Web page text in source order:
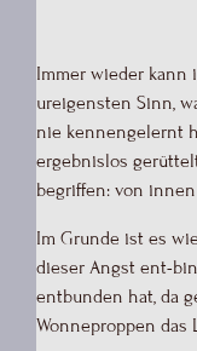
Immer wieder kann
ureigensten Sinn,
nie kennengelernt
ergebnislos
begriffen: von
Im Grunde ist es
dieser Angst ent-
entbunden hat, da
Wonneproppen das